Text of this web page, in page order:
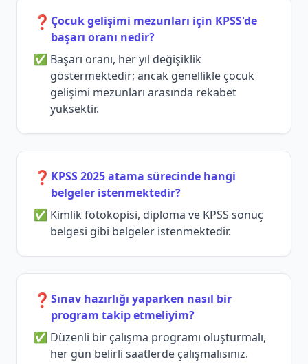
❓ Çocuk gelişimi mezunları için KPSS'de
başarı oranı nedir?
Başarı oranı, her yıl değişiklik
göstermektedir; ancak genellikle çocuk
gelişimi mezunları arasında rekabet
yüksektir.
❓ KPSS 2025 atama sürecinde hangi
belgeler istenmektedir?
Kimlik fotokopisi, diploma ve KPSS sonuç
belgesi gibi belgeler istenmektedir.
❓ Sınav hazırlığı yaparken nasıl bir
program takip etmeliyim?
Düzenli bir çalışma programı oluşturmalı,
her gün belirli saatlerde çalışmalısınız.